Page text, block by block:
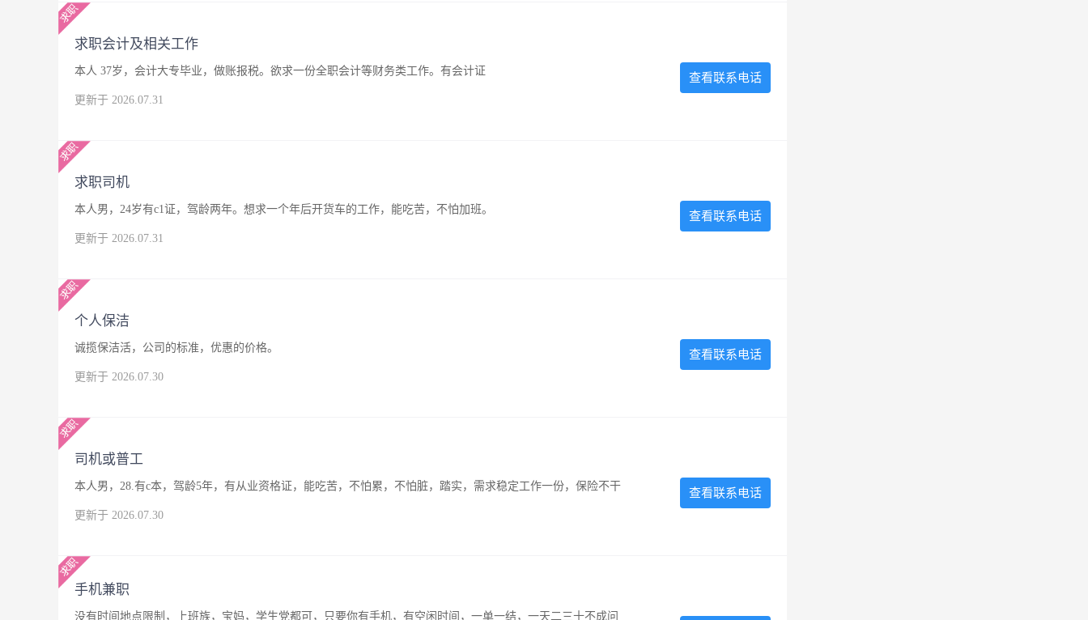
求职会计及相关工作
本人 37岁，会计大专毕业，做账报税。欲求一份全职会计等财务类工作。有会计证
更新于 2026.07.31
查看联系电话
求职司机
本人男，24岁有c1证，驾龄两年。想求一个年后开货车的工作，能吃苦，不怕加班。
更新于 2026.07.31
查看联系电话
个人保洁
诚揽保洁活，公司的标准，优惠的价格。
更新于 2026.07.30
查看联系电话
司机或普工
本人男，28.有c本，驾龄5年，有从业资格证，能吃苦，不怕累，不怕脏，踏实，需求稳定工作一份，保险不干
更新于 2026.07.30
查看联系电话
手机兼职
没有时间地点限制，上班族，宝妈，学生党都可，只要你有手机，有空闲时间，一单一结，一天二三十不成问